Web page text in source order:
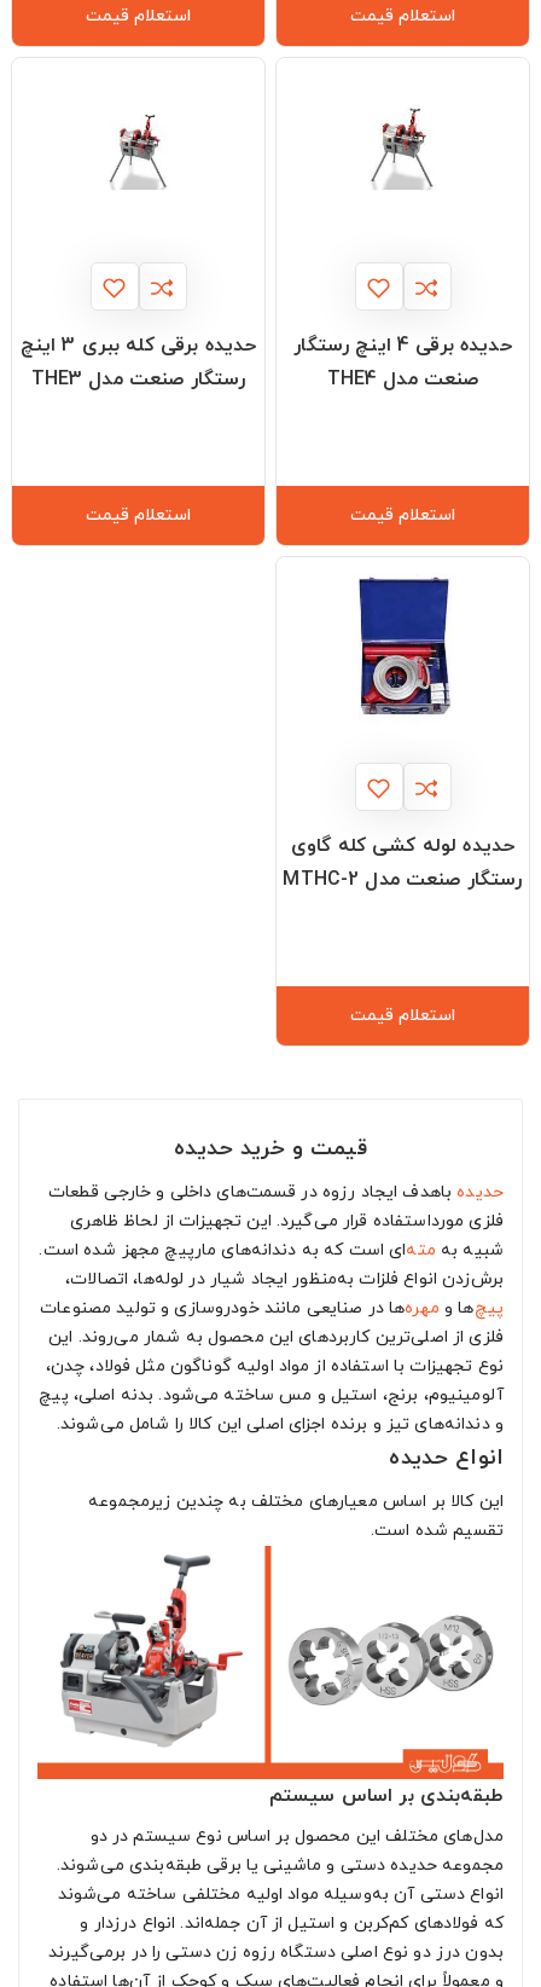
استعلام قیمت استعلام قیمت
حدیده برقی 4 اینچ رستگار
صنعت مدل THE4
استعلام قیمت
حدیده برقی کله ببری 3 اینچ
رستگار صنعت مدل THE3
استعلام قیمت
حدیده لوله کشی کله گاوی
رستگار صنعت مدل MTHC-2
استعلام قیمت
قیمت و خرید حدیده
حدیدهباهدف ایجاد رزوه در قسمت‌های داخلی و خارجی قطعات
فلزی مورداستفاده قرار می‌گیرد. این تجهیزات از لحاظ ظاهری
شبیه به مته‌ای است که به دندانه‌های مارپیچ مجهز شده است.
برش‌زدن انواع فلزات به‌‌منظور ایجاد شیار در لوله‌ها، اتصالات،
پیچ‌ها و مهره‌ها در صنایعی مانند خودروسازی و تولید مصنوعات
فلزی از اصلی‌ترین کاربردهای این محصول به شمار می‌روند. این
نوع تجهیزات با استفاده از مواد اولیه گوناگون مثل فولاد، چدن،
آلومینیوم، برنج، استیل و مس ساخته می‌شود. بدنه اصلی، پیچ
و دندانه‌های تیز و برنده اجزای اصلی این کالا را شامل می‌شوند.
انواع حدیده
این کالا بر اساس معیارهای مختلف به چندین زیرمجموعه
تقسیم شده است.
طبقه‌بندی بر اساس سیستم
مدل‌های مختلف این محصول بر اساس نوع سیستم در دو
مجموعه حدیده دستی و ماشینی یا برقی طبقه‌بندی می‌شوند.
انواع دستی آن به‌وسیله مواد اولیه مختلفی ساخته می‌شوند
که فولادهای کم‌کربن و استیل از آن جمله‌اند. انواع درزدار و
بدون درز دو نوع اصلی دستگاه رزوه زن دستی را در برمی‌گیرند
و معمولاً برای انجام فعالیت‌های سبک و کوچک از آن‌ها استفاده